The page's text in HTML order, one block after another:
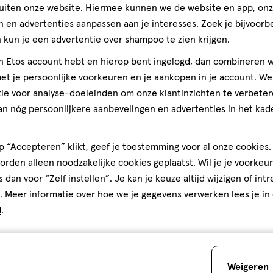
Weerstand Gummies 60
Toevoegenverhoog aantal met één,Bijna uitverkocht!Er
gummies
60
stuks
gummies
Orthica Dino Multi Gummies
Stuurbericht
onze website. Hiermee kunnen we de website en app,
en advertenties aanpassen aan je interesses. Zoek je
kun je een advertentie over shampoo te zien krijgen.
Etos account hebt en hierop bent ingelogd, dan combineren
je persoonlijke voorkeuren en je aankopen in je account.
voor analyse-doeleinden om onze klantinzichten te
nóg persoonlijkere aanbevelingen en advertenties in het
“Accepteren” klikt, geef je toestemming voor al onze cookies.
alleen noodzakelijke cookies geplaatst. Wil je je
dan voor “Zelf instellen”. Je kan je keuze altijd wijzigen of
. Meer informatie over hoe we je gegevens verwerken lees je in
.
Weigeren